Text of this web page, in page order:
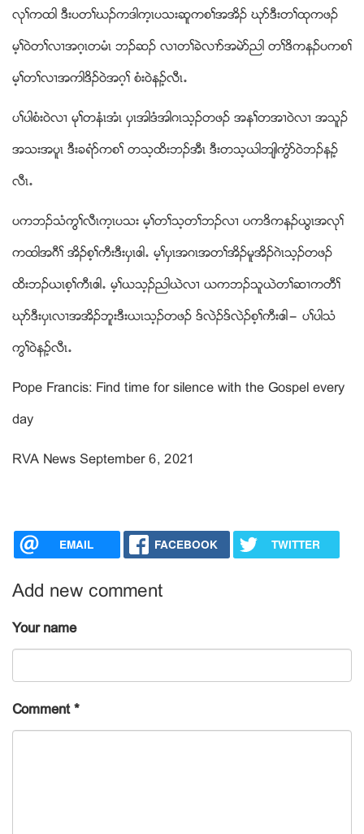
လုႈကထါ ဒီးပတႈဃဥကဒါက့ၚပသးဆူကစႈအအိဥ ဃုဏဒီးတႈထုကဖဥ
မ့ႈ၀ဲတႈလ႕အဂ့ၚတမံၚ ဘဥဆဥ လ႕တႈခဲလ႕ဏအမဲဏညါ တႈဒိကနဥပကစႈ
မ့ႈတႈလ႕အကါဒိဥ၀ဲအဂ့ႈ စံး၀ဲနဥ့လီၚ’
ပႈပါစံး၀ဲလ႕ မုႈတနံၚအံၚ ပွၚအါဒံအါဂၚသ့ဥတဖဥ အနႈတအ႕၀ဲလ႕ အသူဥ
အသးအပူၚ ဒီးခရံဏကစႈ တသ့ထိးဘဥအီၚ ဒီးတသ့ဎါဘ်ါကြံဏ၀ဲဘဥနဥ့
လီၚ’
ပကဘဥသံကြႈလီၚက့ၚပသး မ့ႈတႈသ့တႈဘဥလ႕ ပကဒိကနဥဎြၚအလုႈ
ကထါအဂီႈ အိဥစ့ႈကီးဒီးပွၚဧါ’ မ့ႈပွၚအဂၚအတႈအိဥမူအိဥဂဲၚသ့ဥတဖဥ
ထိးဘဥဎၚစ့ႈကီၚဧါ’ မ့ႈဎသ့ဥညါဎဲလ႕ ဎကဘဥသူဎဲတႈဆ႕ကတီႈ
ဃုဏဒီးပွၚလ႕အအိဥဘူးဒီးဎၚသ့ဥတဖဥ ဒ္လဲဥဒ္လဲဥစ့ႈကီးဧါ” ပႈပါသံ
ကြႈ၀ဲနဥ့လီၚ’
Pope Francis: Find time for silence with the Gospel every
day
RVA News September 6, 2021
EMAIL FACEBOOK TWITTER
Add new comment
Your name
Comment*